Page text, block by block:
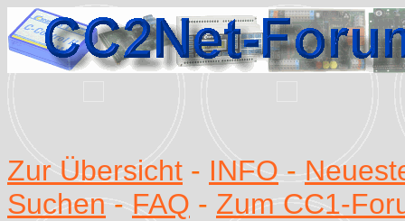
Zur Übersicht - INFO -
Suchen - FAQ - Zum CC1-